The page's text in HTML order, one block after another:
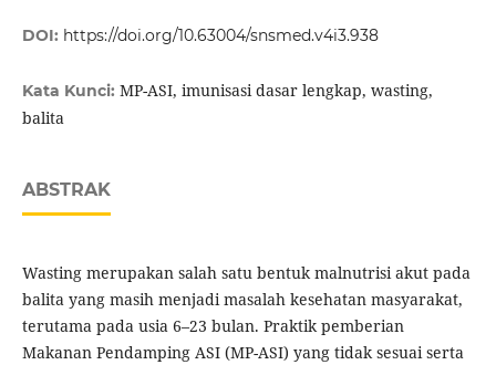
DOI: https://doi.org/10.63004/snsmed.v4i3.938
Kata Kunci: MP-ASI, imunisasi dasar lengkap, wasting,
balita
ABSTRAK
Wasting merupakan salah satu bentuk malnutrisi akut pada
balita yang masih menjadi masalah kesehatan masyarakat,
terutama pada usia 6–23 bulan. Praktik pemberian
Makanan Pendamping ASI (MP-ASI) yang tidak sesuai serta